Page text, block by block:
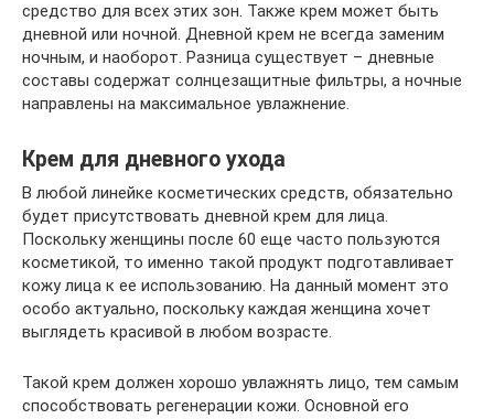
средство для всех этих зон. Также крем может быть
дневной или ночной. Дневной крем не всегда заменим
ночным, и наоборот. Разница существует – дневные
составы содержат солнцезащитные фильтры, а ночные
направлены на максимальное увлажнение.
Крем для дневного ухода
В любой линейке косметических средств, обязательно
будет присутствовать дневной крем для лица.
Поскольку женщины после 60 еще часто пользуются
косметикой, то именно такой продукт подготавливает
кожу лица к ее использованию. На данный момент это
особо актуально, поскольку каждая женщина хочет
выглядеть красивой в любом возрасте.
Такой крем должен хорошо увлажнять лицо, тем самым
способствовать регенерации кожи. Основной его